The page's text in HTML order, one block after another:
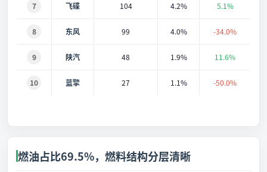
7 飞碟 104 4.2% 5.1%
8 东风 99 4.0% -34.0%
9 陕汽 48 1.9% 11.6%
10 蓝擎 27 1.1% -50.0%
燃油占比69.5%，燃料结构分层清晰